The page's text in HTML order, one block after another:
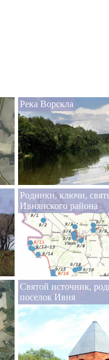
Река Ворскла
Родники, ключи,
Ивнянского района
Святой источник,
поселок Ивня